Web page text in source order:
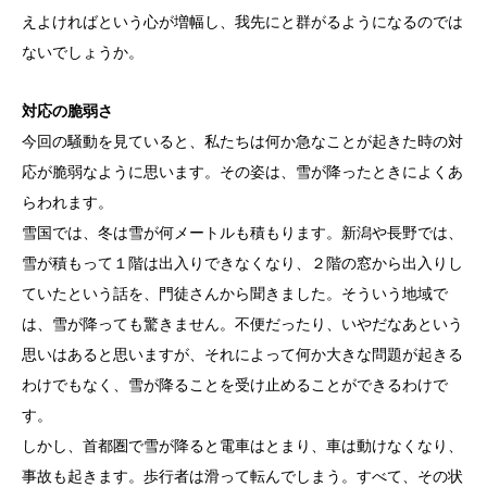
えよければという心が増幅し、我先にと群がるようになるのでは
ないでしょうか。
対応の脆弱さ
今回の騒動を見ていると、私たちは何か急なことが起きた時の対
応が脆弱なように思います。その姿は、雪が降ったときによくあ
らわれます。
雪国では、冬は雪が何メートルも積もります。新潟や長野では、
雪が積もって１階は出入りできなくなり、２階の窓から出入りし
ていたという話を、門徒さんから聞きました。そういう地域で
は、雪が降っても驚きません。不便だったり、いやだなあという
思いはあると思いますが、それによって何か大きな問題が起きる
わけでもなく、雪が降ることを受け止めることができるわけで
す。
しかし、首都圏で雪が降ると電車はとまり、車は動けなくなり、
事故も起きます。歩行者は滑って転んでしまう。すべて、その状